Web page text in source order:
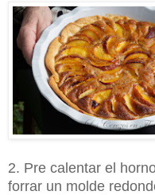
2. Pre calentar el
forrar un molde